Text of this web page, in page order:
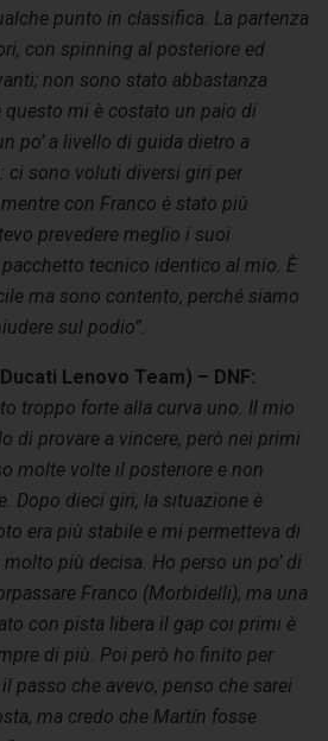
punto in classifica. La partenza
con spinning al posteriore ed
non sono stato abbastanza
mi è costato un paio di
po’ a livello di guida dietro a
ci sono voluti diversi giri per
con Franco è stato più
prevedere meglio i suoi
tecnico identico al mio. È
ma sono contento, perché siamo
sul podio”.
Lenovo Team) – DNF:
troppo forte alla curva uno. Il mio
di provare a vincere, però nei primi
molte volte il posteriore e non
Dopo dieci giri, la situazione è
era più stabile e mi permetteva di
più decisa. Ho perso un po’ di
Franco (Morbidelli), ma una
con pista libera il gap coi primi è
di più. Poi però ho finito per
passo che avevo, penso che sarei
ma credo che Martín fosse